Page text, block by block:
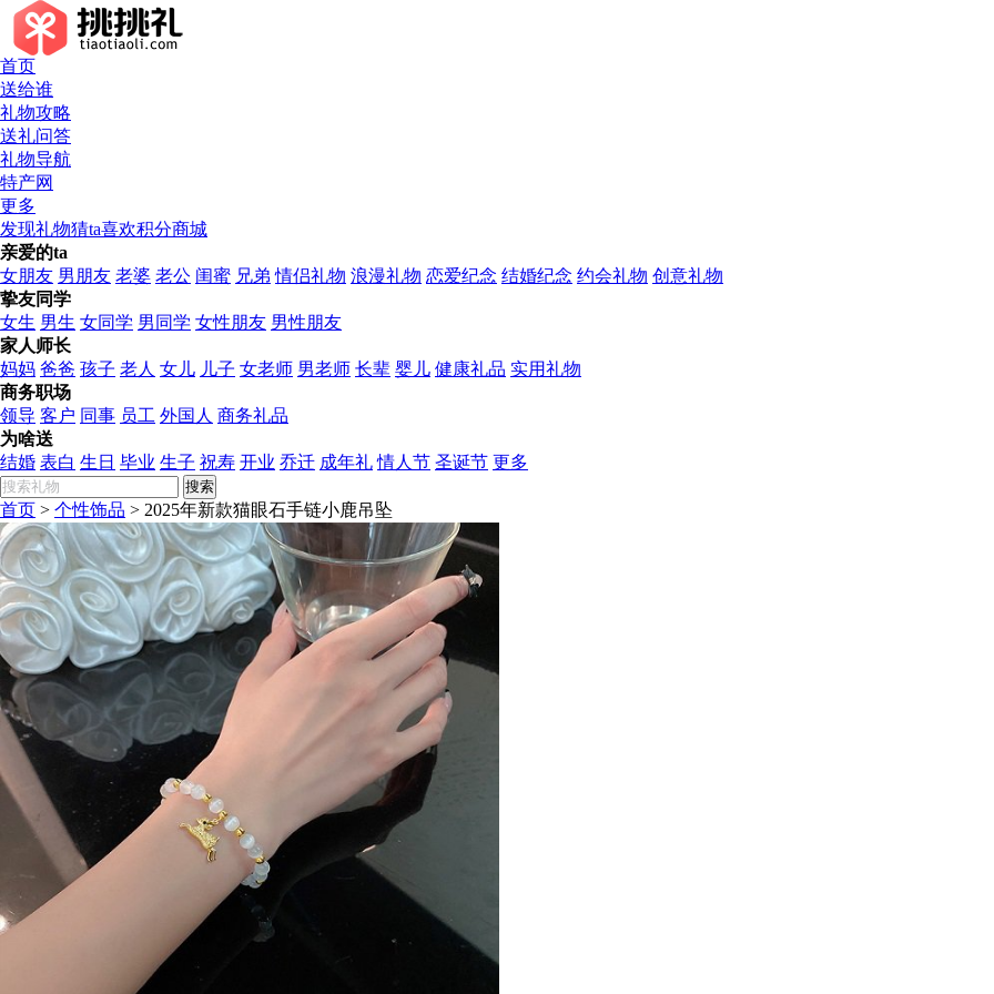
挑挑礼
首页
送给谁
礼物攻略
送礼问答
礼物导航
特产网
更多
发现礼物猜ta喜欢积分商城
亲爱的ta
女朋友 男朋友 老婆 老公 闺蜜 兄弟 情侣礼物 浪漫礼物 恋爱纪念 结婚纪念 约会礼物 创意礼物
挚友同学
女生 男生 女同学 男同学 女性朋友 男性朋友
家人师长
妈妈 爸爸 孩子 老人 女儿 儿子 女老师 男老师 长辈 婴儿 健康礼品 实用礼物
商务职场
领导 客户 同事 员工 外国人 商务礼品
为啥送
结婚 表白 生日 毕业 生子 祝寿 开业 乔迁 成年礼 情人节 圣诞节 更多
首页 > 个性饰品 > 2025年新款猫眼石手链小鹿吊坠